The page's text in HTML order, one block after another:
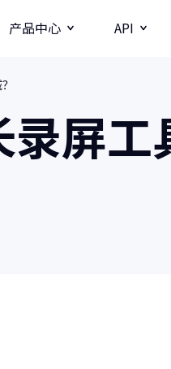
产品中心
牛学长录屏工具
多种录制方式/直播
API
牛学长
屏工